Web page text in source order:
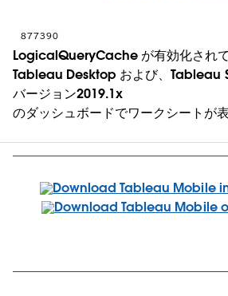
877390
LogicalQueryCache が有効化されて
Tableau Desktop および、Tableau
バージョン2019.1x
のダッシュボードでワークシートが